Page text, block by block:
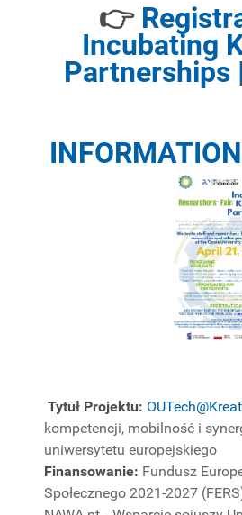
👉
Incubating
Partnerships
Tytuł Projektu:
kompetencji, mobilność i
uniwersytetu europejskiego
Finansowanie: Fundusz
Społecznego 2021-2027